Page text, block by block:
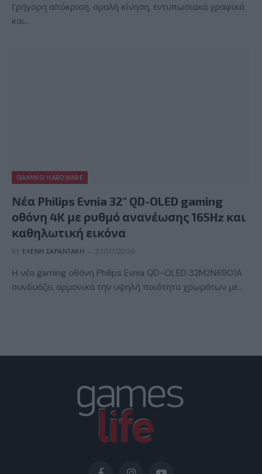
Γρήγορη απόκριση, ομαλή κίνηση, εντυπωσιακά γραφικά
και…
GAMING HARDWARE
Νέα Philips Evnia 32″ QD-OLED gaming
οθόνη 4K με ρυθμό ανανέωσης 165Hz και
καθηλωτική εικόνα
BY ΕΛΈΝΗ ΣΑΡΑΝΤΆΚΗ 22/07/2026
Η νέα gaming οθόνη Philips Evnia QD-OLED 32M2N6901A
συνδυάζει αρμονικά την υψηλή ποιότητα χρωμάτων με…